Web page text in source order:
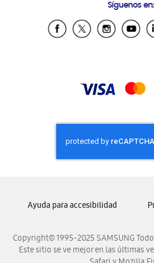
Samsung
Samsung El
Samsung
Samsung
Samsung República
Samsung
Síguenos en:
Copyright© 1995-2025 SAMSUNG
Este sitio se ve mejor en las últimas
Ayuda para accesibilidad